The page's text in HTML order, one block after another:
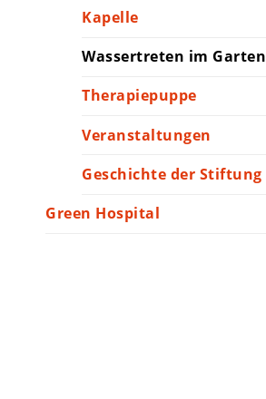
Kapelle
Wassertreten im Garten
Therapiepuppe
Veranstaltungen
Geschichte der Stiftung
Green Hospital